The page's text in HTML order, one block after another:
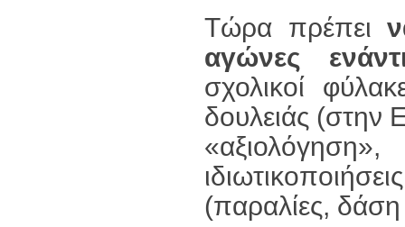
Τώρα πρέπει
αγώνες
σχολικοί
δουλειάς (στην
(παραλίες,